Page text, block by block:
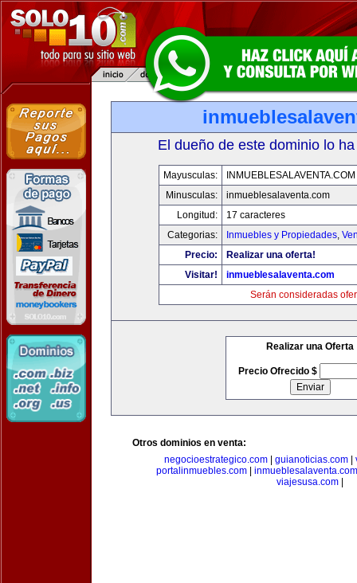
El dueño de este dominio lo
Mayusculas:
INMUEBLESALAVENTA.COM
Minusculas:
inmueblesalaventa.com
Longitud:
17 caracteres
Categorias:
Inmuebles y Propiedades,
Precio:
Realizar una oferta!
Visitar!
inmueblesalaventa.com
Serán consideradas
Realizar una Oferta
Precio Ofrecido $
Otros dominios en venta:
negocioestrategico.com| guianoticias.com|
portalinmuebles.com
inmueblesalaventa.com
viajesusa.com